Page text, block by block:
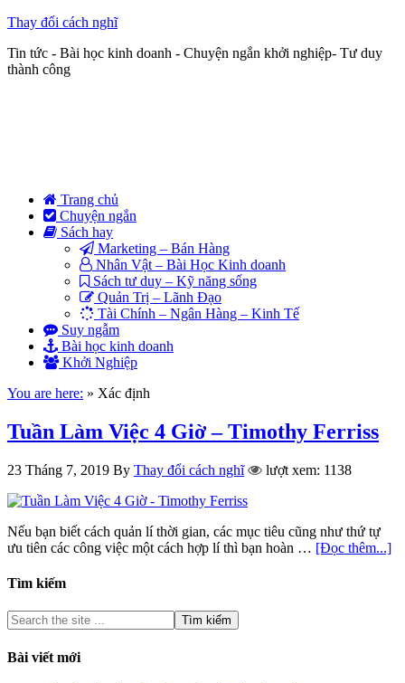
Thay đổi cách nghĩ
Tin tức - Bài học kinh doanh - Chuyện ngắn khởi nghiệp- Tư duy
thành công
Trang chủ
Chuyện ngắn
Sách hay
Marketing – Bán Hàng
Nhân Vật – Bài Học Kinh doanh
Sách tư duy – Kỹ năng sống
Quản Trị – Lãnh Đạo
Tài Chính – Ngân Hàng – Kinh Tế
Suy ngẫm
Bài học kinh doanh
Khởi Nghiệp
You are here: » Xác định
Tuần Làm Việc 4 Giờ – Timothy Ferriss
23 Tháng 7, 2019 By Thay đổi cách nghĩ lượt xem: 1138
Nếu bạn biết cách quản lí thời gian, các mục tiêu cũng như thứ tự
ưu tiên các công việc một cách hợp lí thì bạn hoàn … [Đọc thêm...]
Tìm kiếm
Bài viết mới